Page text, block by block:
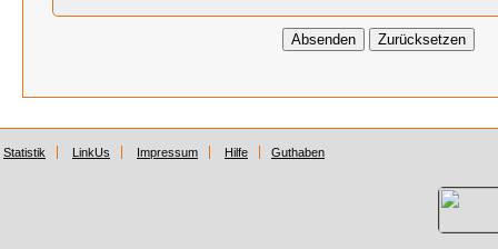
Statistik LinkUs Impressum Hilfe Guthaben